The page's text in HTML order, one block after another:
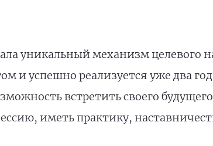
уникальный механизм целевого
и успешно реализуется уже два
встретить своего
иметь практику,